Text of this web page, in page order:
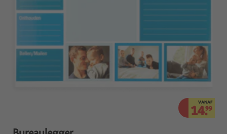
VANAF
14.99